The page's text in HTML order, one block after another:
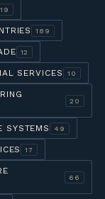
189
12
SERVICES 10
20
SYSTEMS 49
17
66